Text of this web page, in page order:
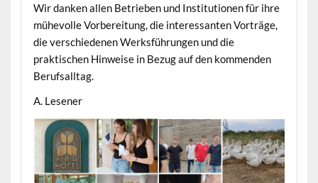
Wir danken allen Betrieben und Institutionen für ihre
mühevolle Vorbereitung, die interessanten Vorträge,
die verschiedenen Werksführungen und die
praktischen Hinweise in Bezug auf den kommenden
Berufsalltag.
A. Lesener